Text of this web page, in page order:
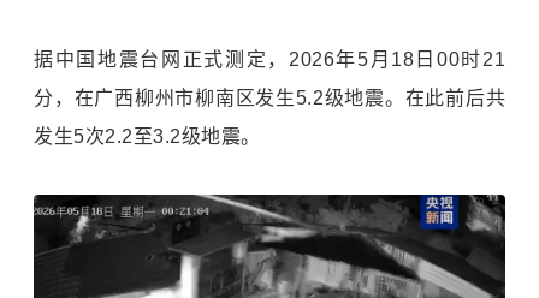
据中国地震台网正式测定，2026年5月18日00时21
分，在广西柳州市柳南区发生5.2级地震。在此前后共
发生5次2.2至3.2级地震。